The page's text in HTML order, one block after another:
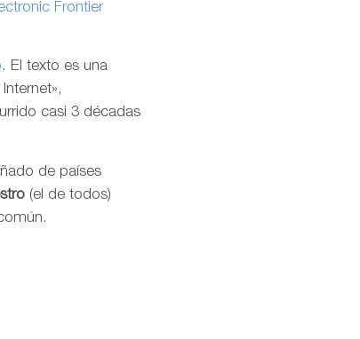
Frontier
. El texto es una
casi 3 décadas
de países
(el de todos)